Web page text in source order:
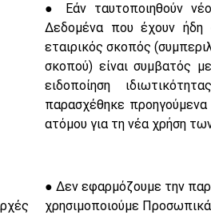
● Εάν ταυτοποιηθούν
Δεδομένα που έχουν ήδη
εταιρικός σκοπός
σκοπού) είναι συμβατός
ειδοποίηση
παρασχέθηκε
ατόμου για τη νέα χρήση
● Δεν εφαρμόζουμε την
χρησιμοποιούμε